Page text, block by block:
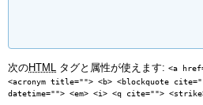
次のHTML タグと属性が使えます: <a
<acronym title=""> <b> <blockquote
datetime=""> <em> <i> <q cite="">